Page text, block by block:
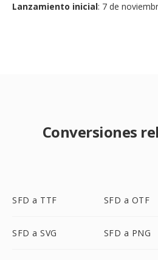
Lanzamiento inicial: 7 de
Conversiones
SFD a TTF SFD a OTF
SFD a SVG SFD a PNG